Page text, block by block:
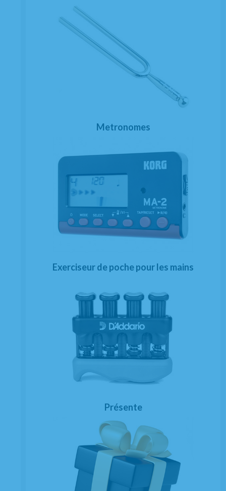
Metronomes
Exerciseur de poche pour les mains
Présente